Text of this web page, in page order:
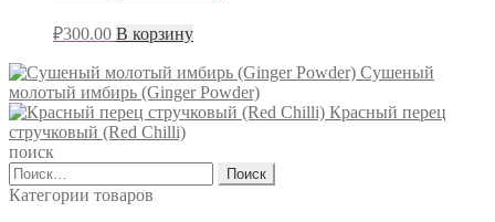
₽300.00 В корзину
Сушеный
молотый имбирь (Ginger Powder)
Красный перец
стручковый (Red Chilli)
поиск
Найти:
Категории товаров